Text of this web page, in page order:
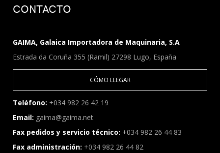
CONTACTO
GAIMA, Galaica Importadora de Maquinaria, S.A
Estrada da Coruña 355 (Ramil) 27298 Lugo, España
CÓMO LLEGAR
Teléfono: +034 982 26 42 19
Email: gaima@gaima.net
Fax pedidos y servicio técnico: +034 982 26 44 83
Fax administración: +034 982 26 44 82